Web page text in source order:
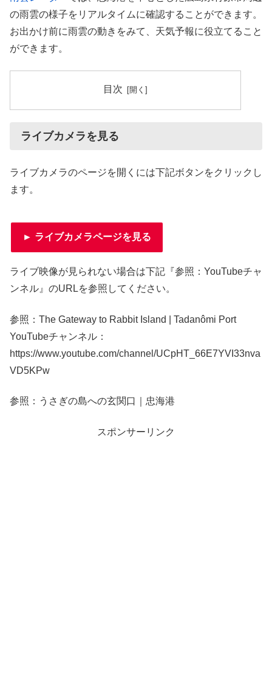
の雨雲の様子をリアルタイムに確認することができます。
お出かけ前に雨雲の動きをみて、天気予報に役立てること
ができます。
目次
ライブカメラを見る
ライブカメラのページを開くには下記ボタンをクリックし
ます。
► ライブカメラページを見る
ライブ映像が見られない場合は下記『参照：YouTubeチャ
ンネル』のURLを参照してください。
参照：The Gateway to Rabbit Island | Tadanômi Port
YouTubeチャンネル：
https://www.youtube.com/channel/UCpHT_66E7YVI33nva
VD5KPw
参照：うさぎの島への玄関口｜忠海港
スポンサーリンク